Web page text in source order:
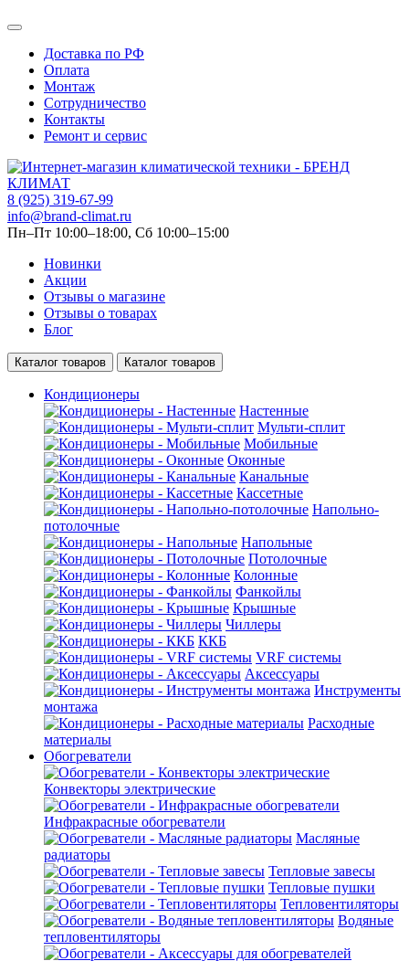
Доставка по РФ
Оплата
Монтаж
Сотрудничество
Контакты
Ремонт и сервис
8 (925) 319-67-99
info@brand-climat.ru
Пн–Пт 10:00–18:00, Сб 10:00–15:00
Новинки
Акции
Отзывы о магазине
Отзывы о товарах
Блог
Каталог товаров Каталог товаров
Кондиционеры
Настенные
Мульти-сплит
Мобильные
Оконные
Канальные
Кассетные
Напольно-
потолочные
Напольные
Потолочные
Колонные
Фанкойлы
Крышные
Чиллеры
ККБ
VRF системы
Аксессуары
Инструменты
монтажа
Расходные
материалы
Обогреватели
Конвекторы электрические
Инфракрасные обогреватели
Масляные
радиаторы
Тепловые завесы
Тепловые пушки
Тепловентиляторы
Водяные
тепловентиляторы